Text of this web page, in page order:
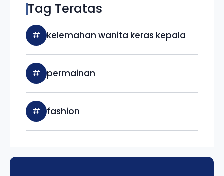
Tag Teratas
# kelemahan wanita keras kepala
# permainan
# fashion